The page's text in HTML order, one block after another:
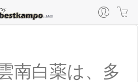
南白薬は、多